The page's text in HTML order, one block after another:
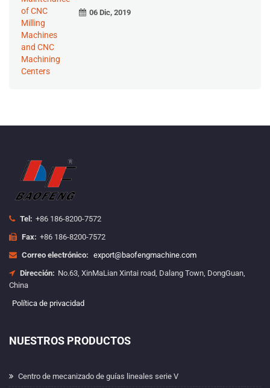
06 Dic, 2019
Tel: +86 186-8200-7572
Fax: +86 186-8200-7572
Correo electrónico: export@baofengmachine.com
Dirección: No.63, XinMaLian Xintai road, Dalang Town, DongGuan,
China
Política de privacidad
NUESTROS PRODUCTOS
Centro de mecanizado de guías lineales serie V